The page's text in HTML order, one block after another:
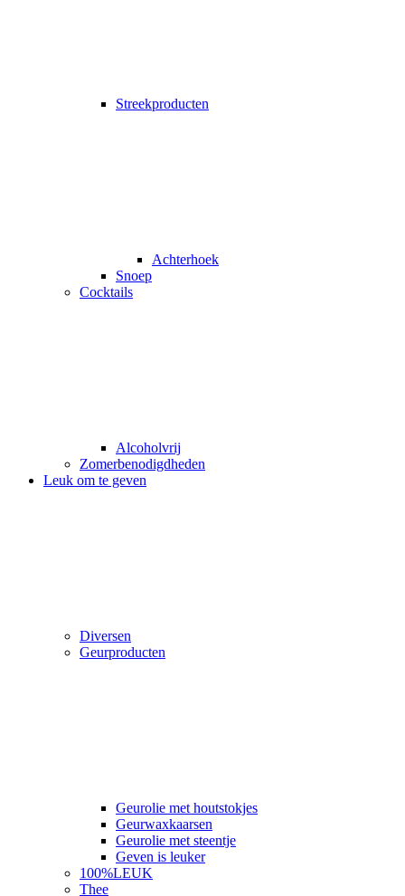
Streekproducten
Achterhoek
Snoep
Cocktails
Alcoholvrij
Zomerbenodigdheden
Leuk om te geven
Diversen
Geurproducten
Geurolie met houtstokjes
Geurwaxkaarsen
Geurolie met steentje
Geven is leuker
100%LEUK
Thee